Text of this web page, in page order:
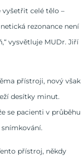
vyšetřit celé tělo –
rezonance není
vysvětluje MUDr. Jiří
přístroji, nový však
desítky minut.
se pacienti v průběhu
přístroj, někdy